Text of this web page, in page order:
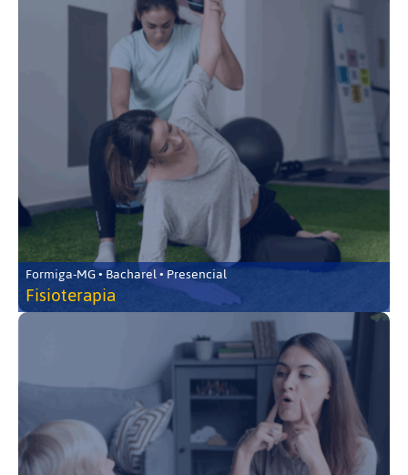
Formiga-MG • Bacharel • Presencial
Fisioterapia